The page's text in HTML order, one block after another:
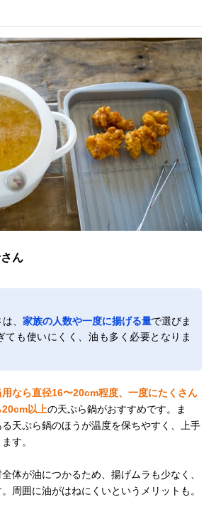
ん
、 家族の人数や一度に揚げる量で選びま
ても使いにくく、油も多く必要となりま
なら直径16〜20cm程度、一度にたくさん
以上の天ぷら鍋がおすすめです。ま
天ぷら鍋のほうが温度を保ちやすく、上手
す。
体が油につかるため、揚げムラも少なく、
周囲に油がはねにくいというメリットも。